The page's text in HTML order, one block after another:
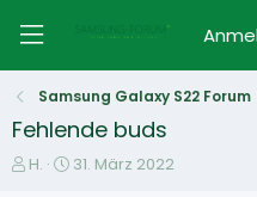
Samsung Galaxy S22 Forum
Fehlende buds
E
H.
E
31. März 2022